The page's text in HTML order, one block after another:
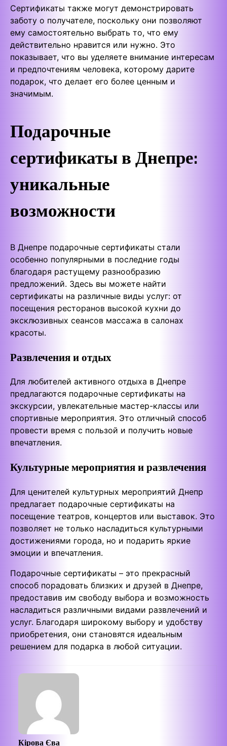
Сертификаты также могут демонстрировать
заботу о получателе, поскольку они позволяют
ему самостоятельно выбрать то, что ему
действительно нравится или нужно. Это
показывает, что вы уделяете внимание интересам
и предпочтениям человека, которому дарите
подарок, что делает его более ценным и
значимым.
Подарочные
сертификаты в Днепре:
уникальные
возможности
В Днепре подарочные сертификаты стали
особенно популярными в последние годы
благодаря растущему разнообразию
предложений. Здесь вы можете найти
сертификаты на различные виды услуг: от
посещения ресторанов высокой кухни до
эксклюзивных сеансов массажа в салонах
красоты.
Развлечения и отдых
Для любителей активного отдыха в Днепре
предлагаются подарочные сертификаты на
экскурсии, увлекательные мастер-классы или
спортивные мероприятия. Это отличный способ
провести время с пользой и получить новые
впечатления.
Культурные мероприятия и развлечения
Для ценителей культурных мероприятий Днепр
предлагает подарочные сертификаты на
посещение театров, концертов или выставок. Это
позволяет не только насладиться культурными
достижениями города, но и подарить яркие
эмоции и впечатления.
Подарочные сертификаты – это прекрасный
способ порадовать близких и друзей в Днепре,
предоставив им свободу выбора и возможность
насладиться различными видами развлечений и
услуг. Благодаря широкому выбору и удобству
приобретения, они становятся идеальным
решением для подарка в любой ситуации.
Кірова Єва